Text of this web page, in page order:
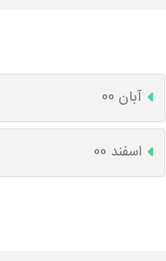
آبان 00
اسفند 00